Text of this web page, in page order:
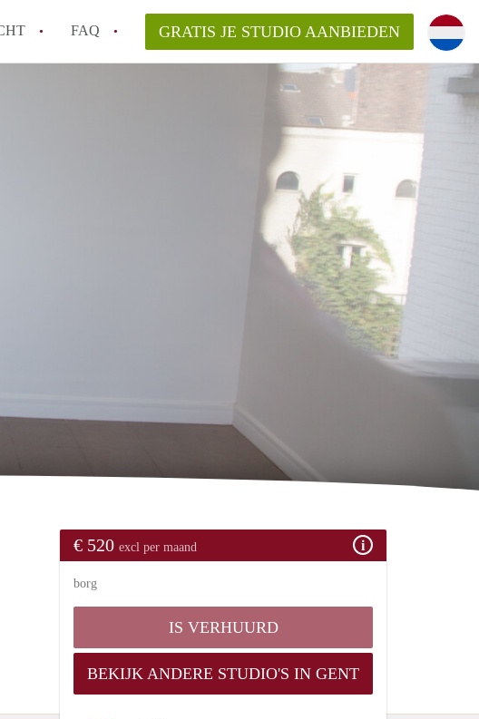
FAQ
makelaarsvergoeding/bemiddelingsvergoeding?
voor de aangeboden Studio's in Gent?
GRATIS JE STUDIO AANBIEDEN
€ 520 excl per maand
borg
IS VERHUURD
BEKIJK ANDERE STUDIO'S IN GENT